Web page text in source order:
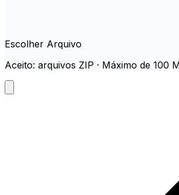
Escolher Arquivo
Aceito: arquivos ZIP · Máximo de 100